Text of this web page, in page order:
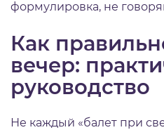
формулировка, не
Как
вечер:
руководство
Не каждый «балет при